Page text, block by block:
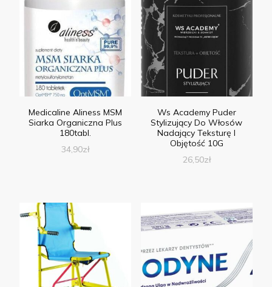
Medicaline Aliness MSM
Siarka Organiczna Plus
180tabl.
34,90zł
Ws Academy Puder
Stylizujący Do Włosów
Nadający Teksturę I
Objętość 10G
26,50zł